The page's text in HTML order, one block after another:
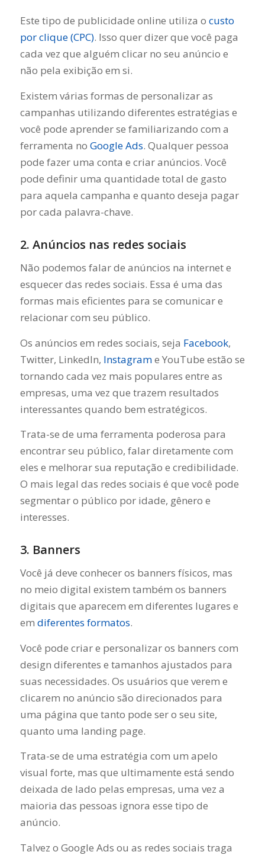
Este tipo de publicidade online utiliza o custo
por clique (CPC). Isso quer dizer que você paga
cada vez que alguém clicar no seu anúncio e
não pela exibição em si.
Existem várias formas de personalizar as
campanhas utilizando diferentes estratégias e
você pode aprender se familiarizando com a
ferramenta no Google Ads. Qualquer pessoa
pode fazer uma conta e criar anúncios. Você
pode definir uma quantidade total de gasto
para aquela campanha e quanto deseja pagar
por cada palavra-chave.
2. Anúncios nas redes sociais
Não podemos falar de anúncios na internet e
esquecer das redes sociais. Essa é uma das
formas mais eficientes para se comunicar e
relacionar com seu público.
Os anúncios em redes sociais, seja Facebook,
Twitter, LinkedIn, Instagrame YouTube estão se
tornando cada vez mais populares entre as
empresas, uma vez que trazem resultados
interessantes quando bem estratégicos.
Trata-se de uma ferramenta poderosa para
encontrar seu público, falar diretamente com
eles e melhorar sua reputação e credibilidade.
O mais legal das redes sociais é que você pode
segmentar o público por idade, gênero e
interesses.
3. Banners
Você já deve conhecer os banners físicos, mas
no meio digital existem também os banners
digitais que aparecem em diferentes lugares e
em diferentes formatos.
Você pode criar e personalizar os banners com
design diferentes e tamanhos ajustados para
suas necessidades. Os usuários que verem e
clicarem no anúncio são direcionados para
uma página que tanto pode ser o seu site,
quanto uma landing page.
Trata-se de uma estratégia com um apelo
visual forte, mas que ultimamente está sendo
deixada de lado pelas empresas, uma vez a
maioria das pessoas ignora esse tipo de
anúncio.
Talvez o Google Ads ou as redes sociais traga